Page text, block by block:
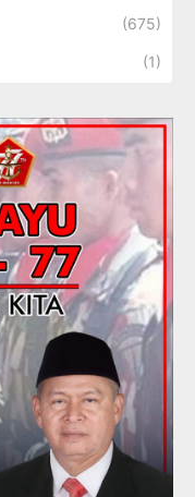
(675)
(1)